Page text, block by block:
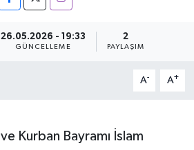
26.05.2026 - 19:33
GÜNCELLEME
2
PAYLAŞIM
A- A+
Kurban Bayramı İslam